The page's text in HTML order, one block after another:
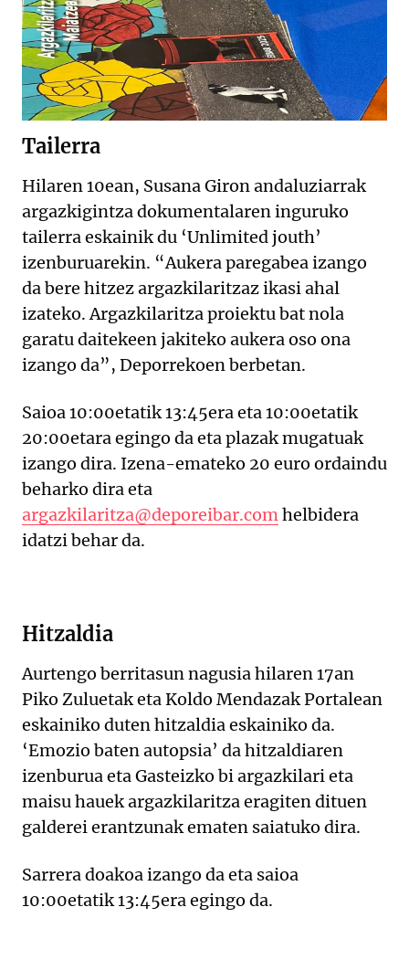
Tailerra
Hilaren 10ean, Susana Giron andaluziarrak
argazkigintza dokumentalaren inguruko
tailerra eskainik du ‘Unlimited jouth’
izenburuarekin. “Aukera paregabea izango
da bere hitzez argazkilaritzaz ikasi ahal
izateko. Argazkilaritza proiektu bat nola
garatu daitekeen jakiteko aukera oso ona
izango da”, Deporrekoen berbetan.
Saioa 10:00etatik 13:45era eta 10:00etatik
20:00etara egingo da eta plazak mugatuak
izango dira. Izena-emateko 20 euro ordaindu
beharko dira eta
argazkilaritza@deporeibar.com helbidera
idatzi behar da.
Hitzaldia
Aurtengo berritasun nagusia hilaren 17an
Piko Zuluetak eta Koldo Mendazak Portalean
eskainiko duten hitzaldia eskainiko da.
‘Emozio baten autopsia’ da hitzaldiaren
izenburua eta Gasteizko bi argazkilari eta
maisu hauek argazkilaritza eragiten dituen
galderei erantzunak ematen saiatuko dira.
Sarrera doakoa izango da eta saioa
10:00etatik 13:45era egingo da.